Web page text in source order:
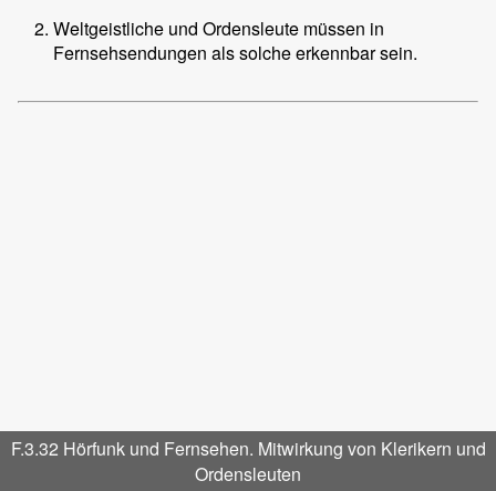
F.3.32 Hörfunk und Fernsehen. Mitwirkung von Klerikern und
Ordensleuten
Weltgeistliche und Ordensleute müssen in
Fernsehsendungen als solche erkennbar sein.